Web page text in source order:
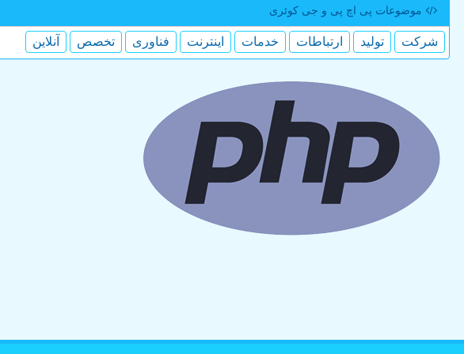
موضوعات پی اچ پی و جی كوئری
شركت تولید ارتباطات خدمات اینترنت فناوری تخصص آنلاین